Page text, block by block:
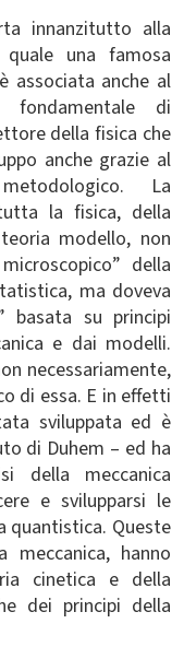
innanzitutto alla
quale una famosa
associata anche al
di
della fisica che
anche grazie al
La
la fisica, della
modello, non
della
ma doveva
basata su principi
e dai modelli.
necessariamente,
di essa. E in effetti
sviluppata ed è
di Duhem – ed ha
della meccanica
e svilupparsi le
quantistica. Queste
hanno
cinetica e della
dei principi della